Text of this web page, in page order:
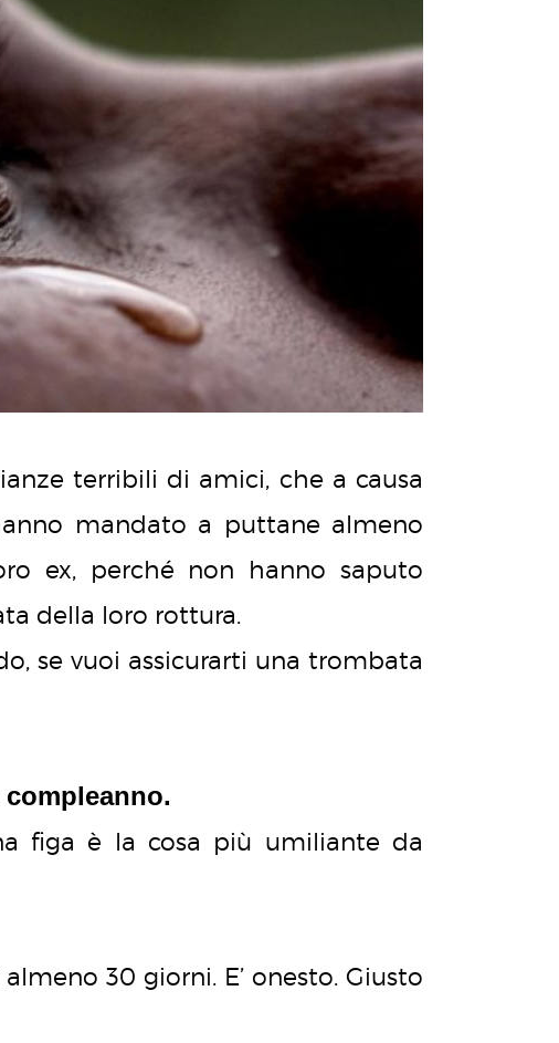
terribili di amici, che a causa
mandato a puttane almeno
ex, perché non hanno saputo
della loro rottura.
se vuoi assicurarti una trombata
figa è la cosa più umiliante da
30 giorni. E’ onesto. Giusto